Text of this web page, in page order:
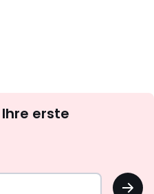
abonnieren
erste
OK